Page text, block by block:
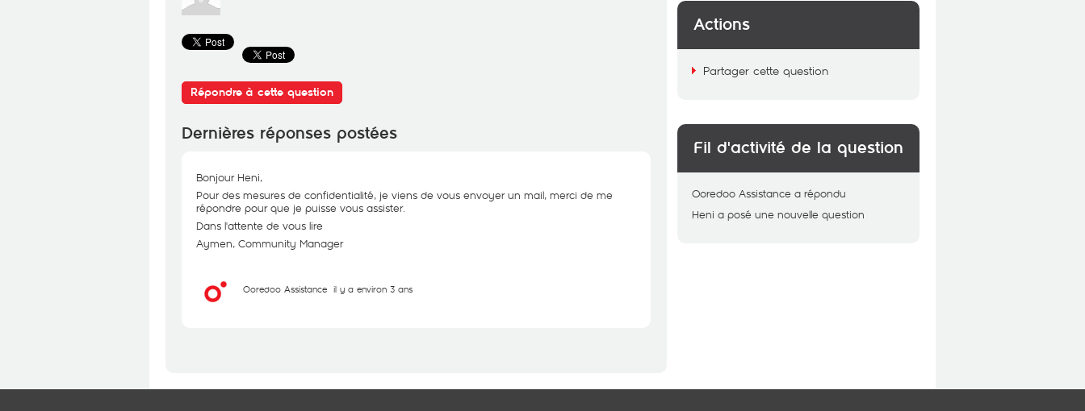
Répondre à cette question
Dernières réponses postées
Bonjour Heni,
Pour des mesures de confidentialité, je viens de vous envoyer un mail, merci de me
répondre pour que je puisse vous assister.
Dans l'attente de vous lire
Aymen, Community Manager
Ooredoo Assistance il y a environ 3 ans
Actions
Partager cette question
Fil d'activité de la question
Ooredoo Assistance a répondu
Heni a posé une nouvelle question